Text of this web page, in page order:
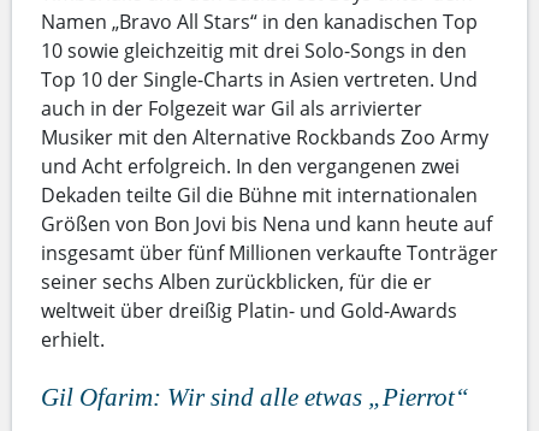
Namen „Bravo All Stars“ in den kanadischen Top
10 sowie gleichzeitig mit drei Solo-Songs in den
Top 10 der Single-Charts in Asien vertreten. Und
auch in der Folgezeit war Gil als arrivierter
Musiker mit den Alternative Rockbands Zoo Army
und Acht erfolgreich. In den vergangenen zwei
Dekaden teilte Gil die Bühne mit internationalen
Größen von Bon Jovi bis Nena und kann heute auf
insgesamt über fünf Millionen verkaufte Tonträger
seiner sechs Alben zurückblicken, für die er
weltweit über dreißig Platin- und Gold-Awards
erhielt.
Gil Ofarim: Wir sind alle etwas „Pierrot“